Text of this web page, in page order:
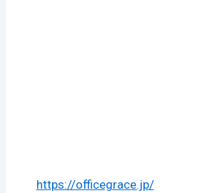
https://officegrace.jp/